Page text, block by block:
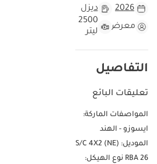
2026
ديزل
معرض
2500
ليتر
التفاصيل
تعليقات البائع
المواصفات الماركة:
ايسوزو - الهند
الموديل: S/C 4X2 (NE)
RBA 26 نوع الهيكل: